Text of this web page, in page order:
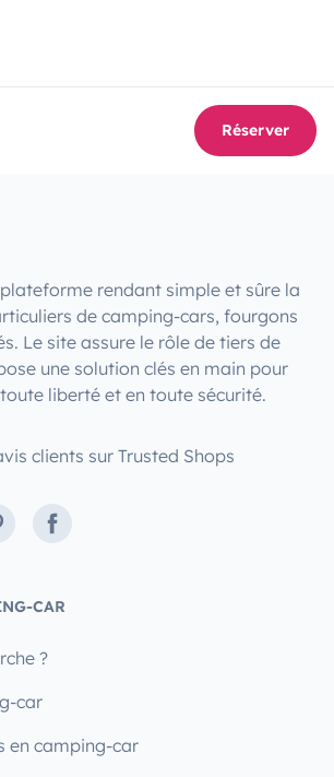
Réserver
rendant simple et sûre la
de camping-cars, fourgons
Le site assure le rôle de tiers de
une solution clés en main pour
liberté et en toute sécurité.
clients sur Trusted Shops
Facebook
CAR
?
car
en camping-car